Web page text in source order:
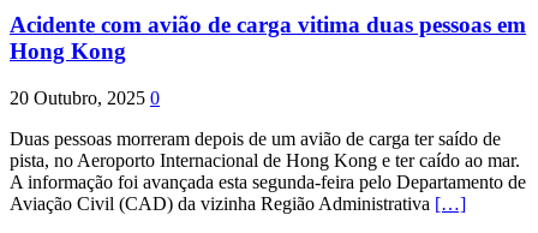
Acidente com avião de carga vitima duas pessoas em
Hong Kong
20 Outubro, 2025 0
Duas pessoas morreram depois de um avião de carga ter saído de
pista, no Aeroporto Internacional de Hong Kong e ter caído ao mar.
A informação foi avançada esta segunda-feira pelo Departamento de
Aviação Civil (CAD) da vizinha Região Administrativa […]